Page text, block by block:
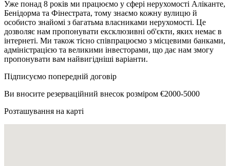
Уже понад 8 років ми працюємо у сфері нерухомості Аліканте,
Бенідорма та Фінестрата, тому знаємо кожну вулицю й
особисто знайомі з багатьма власниками нерухомості. Це
дозволяє нам пропонувати ексклюзивні об'єкти, яких немає в
інтернеті. Ми також тісно співпрацюємо з місцевими банками,
адміністрацією та великими інвесторами, що дає нам змогу
пропонувати вам найвигідніші варіанти.
Підписуємо попередній договір
Ви вносите резерваційний внесок розміром €2000-5000
Розташування на карті